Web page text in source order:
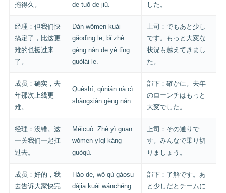
拖得久。
de tuō de jiǔ.
した。
经理：但我们快
搞定了，比这更
难的也挺过来
了。
Dàn wǒmen kuài
gǎodìng le, bǐ zhè
gèng nán de yě tǐng
guòlái le.
上司：でもあと少し
です。もっと大変な
状況も越えてきまし
た。
成员：确实，去
年那次上线更
难。
Quèshí, qùnián nà cì
shàngxiàn gèng nán.
部下：確かに。去年
のローンチはもっと
大変でした。
经理：没错。这
一关我们一起扛
过去。
Méicuò. Zhè yì guān
wǒmen yìqǐ káng
guòqù.
上司：その通りで
す。みんなで乗り切
りましょう。
成员：好的，我
去告诉大家快完
Hǎo de, wǒ qù gàosu
dàjiā kuài wánchéng
部下：了解です。あ
と少しだとチームに